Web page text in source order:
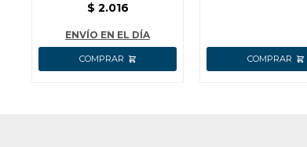
INALAMBRICA
$ 2.016
ENVÍO EN EL DÍA